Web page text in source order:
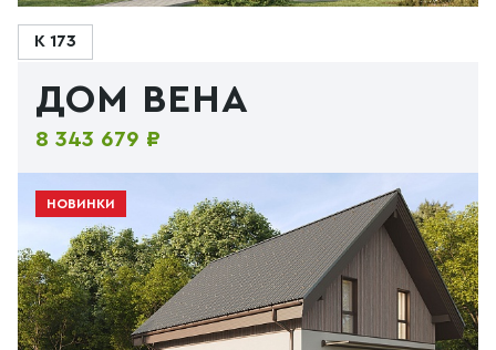
К 173
ДОМ ВЕНА
8 343 679 ₽
НОВИНКИ